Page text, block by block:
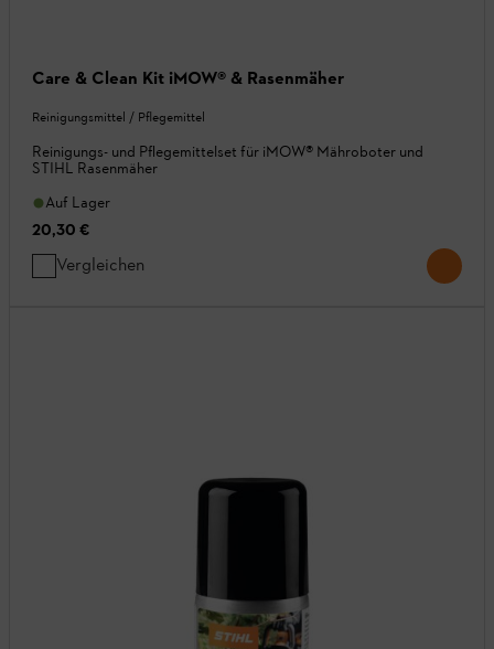
Care & Clean Kit iMOW® & Rasenmäher
Reinigungsmittel / Pflegemittel
Reinigungs- und Pflegemittelset für iMOW® Mähroboter und
STIHL Rasenmäher
Auf Lager
20,30 €
Vergleichen